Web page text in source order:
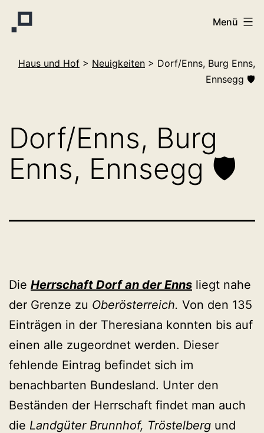
Zum
Inhalt
Menü
Haus und Hof > Neuigkeiten > Dorf/Enns, Burg Enns,
Ennsegg 🛡️
Dorf/Enns, Burg
Enns, Ennsegg 🛡️
Die Herrschaft Dorf an der Enns liegt nahe
der Grenze zu Oberösterreich. Von den 135
Einträgen in der Theresiana konnten bis auf
einen alle zugeordnet werden. Dieser
fehlende Eintrag befindet sich im
benachbarten Bundesland. Unter den
Beständen der Herrschaft findet man auch
die Landgüter Brunnhof, Tröstelberg und